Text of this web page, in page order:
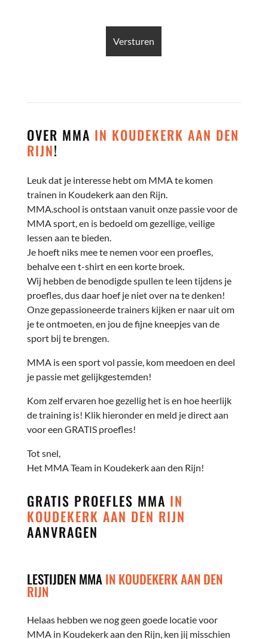
OVER MMA IN KOUDEKERK AAN DEN
RIJN!
Leuk dat je interesse hebt om MMA te komen
trainen in Koudekerk aan den Rijn.
MMA.school is ontstaan vanuit onze passie voor de
MMA sport, en is bedoeld om gezellige, veilige
lessen aan te bieden.
Je hoeft niks mee te nemen voor een proefles,
behalve een t-shirt en een korte broek.
Wij hebben de benodigde spullen te leen tijdens je
proefles, dus daar hoef je niet over na te denken!
Onze gepassioneerde trainers kijken er naar uit om
je te ontmoeten, en jou de fijne kneepjes van de
sport bij te brengen.
MMA is een sport vol passie, kom meedoen en deel
je passie met gelijkgestemden!
Kom zelf ervaren hoe gezellig het is en hoe heerlijk
de training is! Klik hieronder en meld je direct aan
voor een GRATIS proefles!
Tot snel,
Het MMA Team in Koudekerk aan den Rijn!
GRATIS PROEFLES MMA IN
KOUDEKERK AAN DEN RIJN
AANVRAGEN
LESTIJDEN MMAIN KOUDEKERK AAN DEN
RIJN
Helaas hebben we nog geen goede locatie voor
MMA in Koudekerk aan den Rijn, ken jij misschien